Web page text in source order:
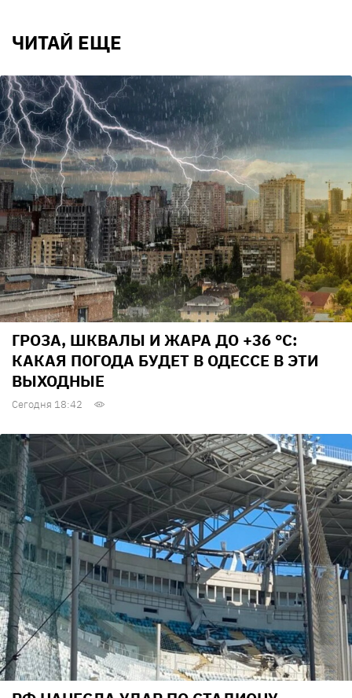
ЧИТАЙ ЕЩЕ
ГРОЗА, ШКВАЛЫ И ЖАРА ДО +36 °С:
КАКАЯ ПОГОДА БУДЕТ В ОДЕССЕ В ЭТИ
ВЫХОДНЫЕ
Сегодня 18:42